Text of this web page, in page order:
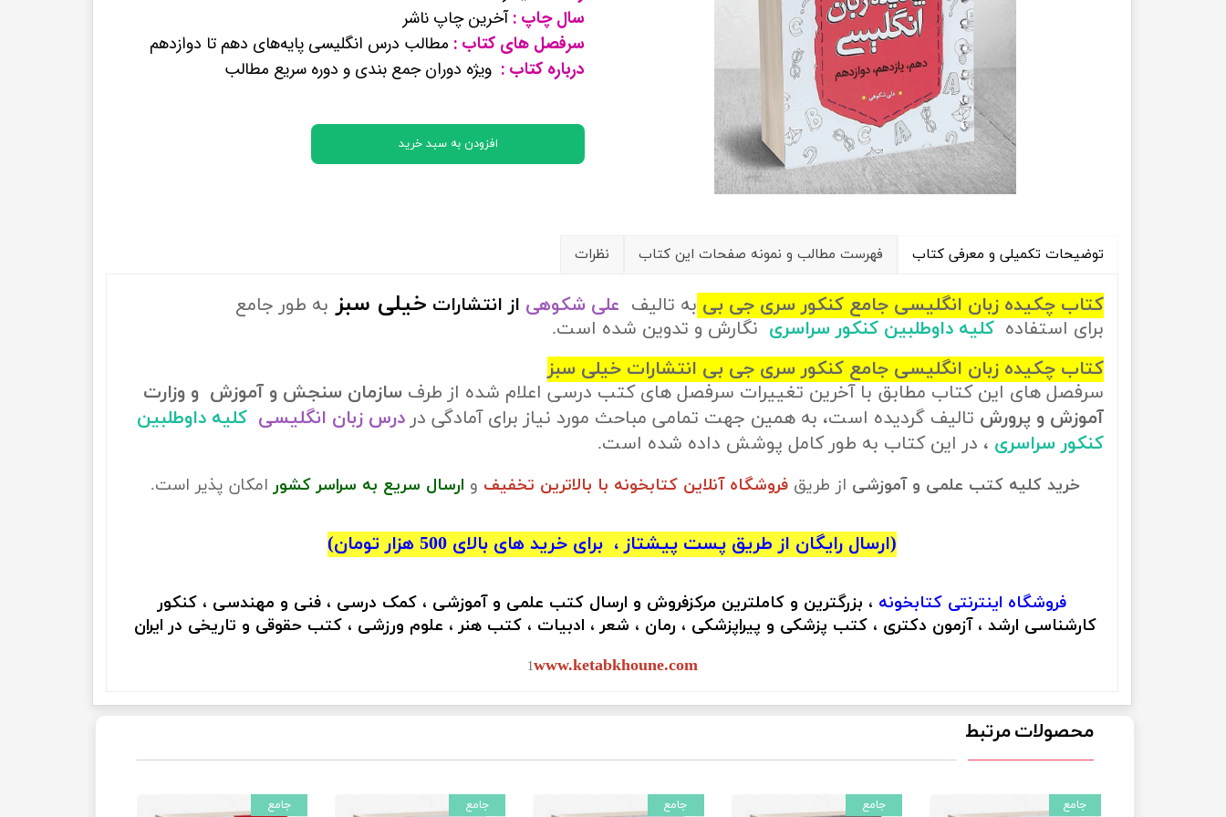
کتب پایه دوازدهم ریاضی فیزیک
آموزش نرم افزار های فنی مهندسی
تاریخ
جغرافیا
علوم اجتماعی
علوم سیاسی
سال چاپ :آخرین چاپ ناشر
سرفصل های کتاب : مطالب درس انگلیسی پایه‌های دهم تا دوازدهم
درباره کتاب : ویژه دوران جمع بندی و دوره سریع مطالب
افزودن به سبد خرید
توضیحات تکمیلی و معرفی کتاب فهرست مطالب و نمونه صفحات این کتاب نظرات
کتاب چکیده زبان انگلیسی جامع کنکور سری جی بی به تالیف علی شکوهی از انتشارات خیلی سبز به طور جامع
برای استفاده کلیه داوطلبین کنکور سراسری نگارش و تدوین شده است.
کتاب چکیده زبان انگلیسی جامع کنکور سری جی بی انتشارات خیلی سبز
سرفصل های این کتاب مطابق با آخرین تغییرات سرفصل های کتب درسی اعلام شده از طرف سازمان سنجش و آموزش و وزارت
آموزش و پرورش تالیف گردیده است، به همین جهت تمامی مباحث مورد نیاز برای آمادگی در درس زبان انگلیسی کلیه داوطلبین
کنکور سراسری ، در این کتاب به طور کامل پوشش داده شده است.
خرید کلیه کتب علمی و آموزشی از طریقفروشگاه آنلاین کتابخونه با بالاترین تخفیف و ارسال سریع به سراسر کشور امکان پذیر است.
(ارسال رایگان از طریق پست پیشتاز ، برای خرید های بالای 500 هزار تومان)
فروشگاه اینترنتی کتابخونه ، بزرگترین و کاملترین مرکزفروش و ارسال کتب علمی و آموزشی ، کمک درسی ، فنی و مهندسی ، کنکور
کارشناسی ارشد ، آزمون دکتری ، کتب پزشکی و پیراپزشکی ، رمان ، شعر ، ادبیات ، کتب هنر ، علوم ورزشی ، کتب حقوقی و تاریخی در ایران
1www.ketabkhoune.com
محصولات مرتبط
جامع
جامع
جامع
جامع
جامع